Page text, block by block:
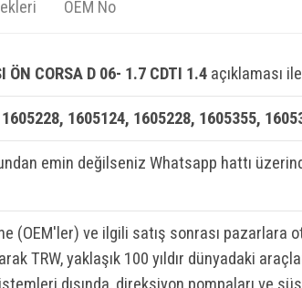
OEM No
ÖN CORSA D 06- 1.7 CDTI 1.4 açıklaması
1605124, 1605228, 1605355,
emin değilseniz Whatsapp hattı
(OEM'ler) ve ilgili satış sonrası pazarlara
TRW, yaklaşık 100 yıldır dünyadaki